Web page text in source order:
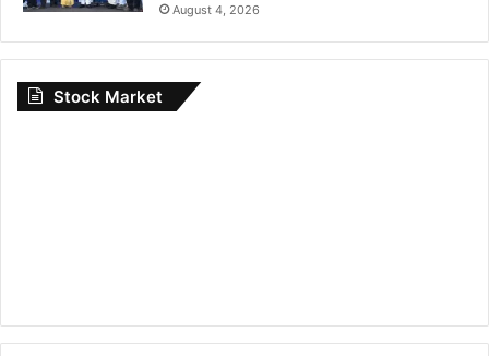
August 4, 2026
Stock Market